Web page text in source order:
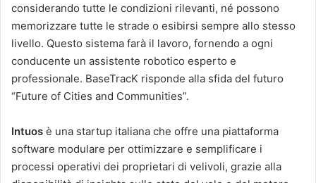
considerando tutte le condizioni rilevanti, né possono
memorizzare tutte le strade o esibirsi sempre allo stesso
livello. Questo sistema farà il lavoro, fornendo a ogni
conducente un assistente robotico esperto e
professionale. BaseTracK risponde alla sfida del futuro
“Future of Cities and Communities”.
Intuos è una startup italiana che offre una piattaforma
software modulare per ottimizzare e semplificare i
processi operativi dei proprietari di velivoli, grazie alla